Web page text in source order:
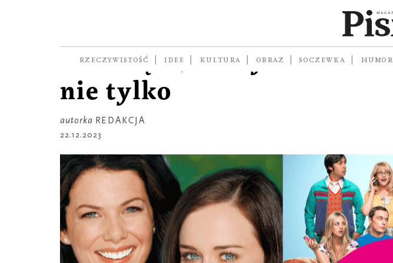
RZECZYWISTOŚĆ IDEE KULTURA OBRAZ SOCZEWKA HUMOR
na święta, Nowy Rok i
nie tylko
autorka REDAKCJA
22.12.2023